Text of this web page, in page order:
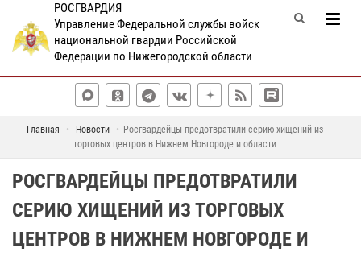
РОСГВАРДИЯ
Управление Федеральной службы войск
национальной гвардии Российской
Федерации по Нижегородской области
Главная Новости
Росгвардейцы предотвратили серию хищений из
торговых центров в Нижнем Новгороде и области
РОСГВАРДЕЙЦЫ ПРЕДОТВРАТИЛИ
СЕРИЮ ХИЩЕНИЙ ИЗ ТОРГОВЫХ
ЦЕНТРОВ В НИЖНЕМ НОВГОРОДЕ И